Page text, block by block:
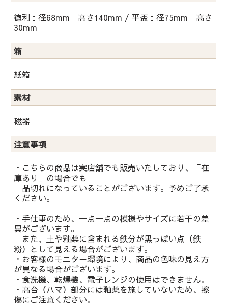
徳利：径68mm 高さ140mm / 平盃：径75mm 高さ
30mm
箱
紙箱
素材
磁器
注意事項
・こちらの商品は実店舗でも販売いたしており、「在
庫あり」の場合でも
品切れになっていることがございます。予めご了承
ください。
・手仕事のため、一点一点の模様やサイズに若干の差
異がございます。
また、土や釉薬に含まれる鉄分が黒っぽい点（鉄
粉）として見える場合がございます。
・お客様のモニター環境により、商品の色味の見え方
が異なる場合がございます。
・食洗機、乾燥機、電子レンジの使用はできません。
・高台（ハマ）部分には釉薬を施していないため、擦
傷にご注意ください。